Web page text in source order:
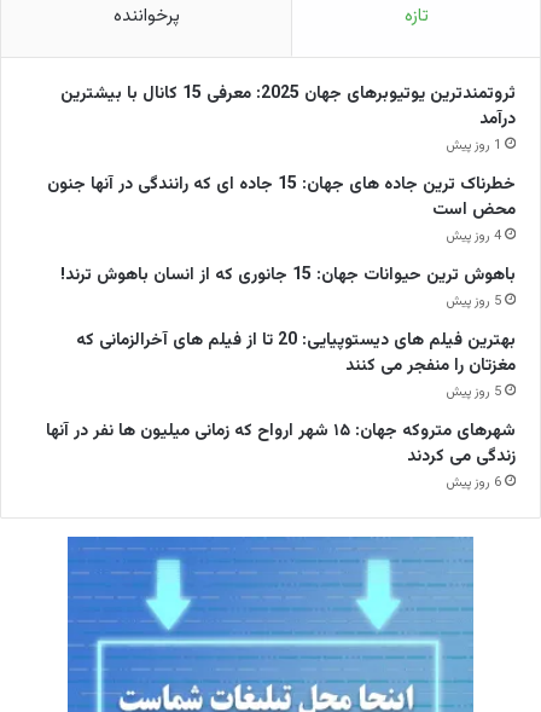
تازه پرخواننده
ثروتمندترین یوتیوبرهای جهان 2025: معرفی 15 کانال با بیشترین
درآمد
1 روز پیش
خطرناک ترین جاده های جهان: 15 جاده ای که رانندگی در آنها جنون
محض است
4 روز پیش
باهوش ترین حیوانات جهان: 15 جانوری که از انسان باهوش ترند!
5 روز پیش
بهترین فیلم های دیستوپیایی: 20 تا از فیلم های آخرالزمانی که
مغزتان را منفجر می کنند
5 روز پیش
شهرهای متروکه جهان: ۱۵ شهر ارواح که زمانی میلیون ها نفر در آنها
زندگی می کردند
6 روز پیش